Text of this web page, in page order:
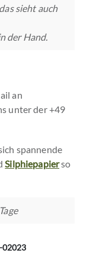
sieht auch
der Hand.
an
unter der +49
spannende
Silphiepapierso
02023